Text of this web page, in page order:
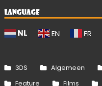
LANGUAGE
NL EN FR
3DS Algemeen
Feature
Films